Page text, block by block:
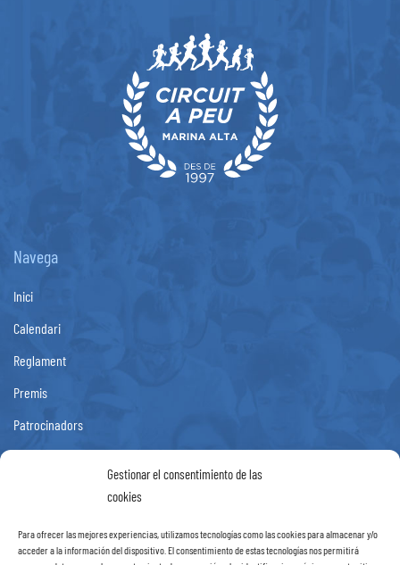
Gestionar el consentimiento de las
cookies
Para ofrecer las mejores experiencias, utilizamos tecnologías como las cookies para almacenar y/o
acceder a la información del dispositivo. El consentimiento de estas tecnologías nos permitirá
Navega
Inici
Calendari
Reglament
Premis
Patrocinadors